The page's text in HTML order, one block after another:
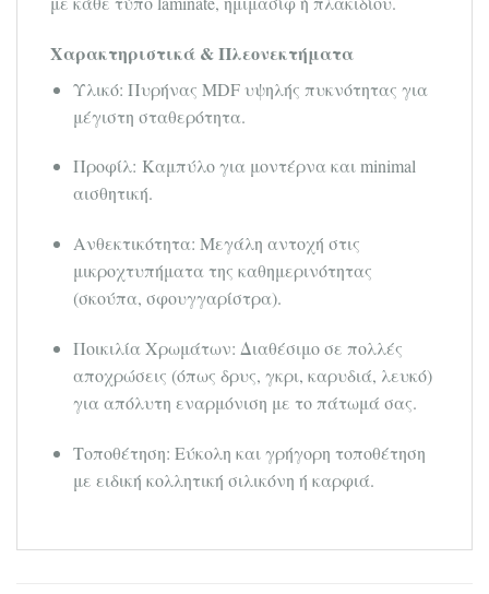
Χαρακτηριστικά & Πλεονεκτήματα
Υλικό: Πυρήνας MDF υψηλής πυκνότητας για
μέγιστη σταθερότητα.
Προφίλ: Καμπύλο για μοντέρνα και minimal
αισθητική.
Ανθεκτικότητα: Μεγάλη αντοχή στις
μικροχτυπήματα της καθημερινότητας
(σκούπα, σφουγγαρίστρα).
Ποικιλία Χρωμάτων: Διαθέσιμο σε πολλές
αποχρώσεις (όπως δρυς, γκρι, καρυδιά, λευκό)
για απόλυτη εναρμόνιση με το πάτωμά σας.
Τοποθέτηση: Εύκολη και γρήγορη τοποθέτηση
με ειδική κολλητική σιλικόνη ή καρφιά.